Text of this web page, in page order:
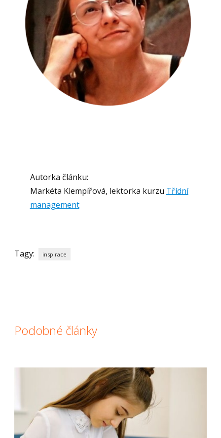
Autorka článku:
Markéta Klempířová, lektorka kurzu Třídní
management
Tagy: inspirace
Podobné články